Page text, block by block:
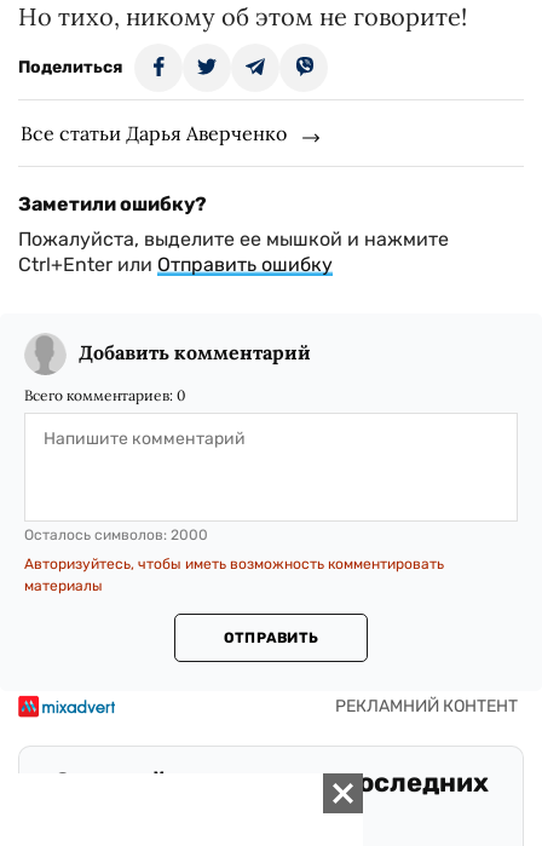
Но тихо, никому об этом не говорите!
Поделиться
Все статьи Дарья Аверченко
Заметили ошибку?
Пожалуйста, выделите ее мышкой и нажмите
Ctrl+Enter или Отправить ошибку
Добавить комментарий
Всего комментариев: 0
Осталось символов: 2000
Авторизуйтесь, чтобы иметь возможность комментировать
материалы
ОТПРАВИТЬ
Оставайтесь в курсе последних
событий!